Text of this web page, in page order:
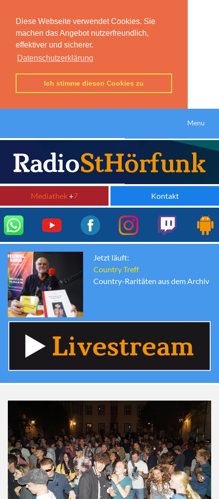
Diese Webseite verwendet Cookies. Sie
machen das Angebot nutzerfreundlich,
effektiver und sicherer.
Datenschutzerklärung
Ich stimme diesen Cookies zu
Menu
Mediathek+7 Kontakt
Jetzt läuft:
Country Treff
Country-Raritäten aus dem Archiv